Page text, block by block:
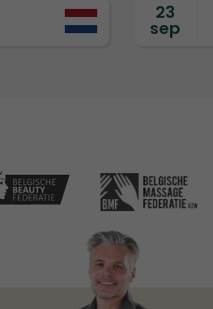
23
sep